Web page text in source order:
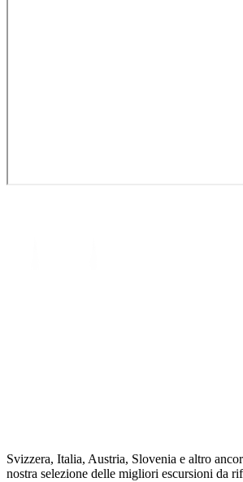
Svizzera, Italia, Austria, Slovenia e altro
nostra selezione delle migliori escursioni da